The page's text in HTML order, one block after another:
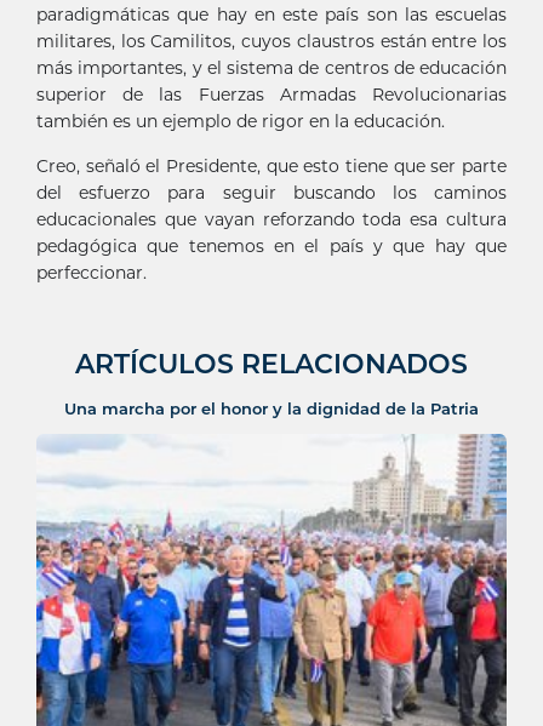
paradigmáticas que hay en este país son las escuelas
militares, los Camilitos, cuyos claustros están entre los
más importantes, y el sistema de centros de educación
superior de las Fuerzas Armadas Revolucionarias
también es un ejemplo de rigor en la educación.
Creo, señaló el Presidente, que esto tiene que ser parte
del esfuerzo para seguir buscando los caminos
educacionales que vayan reforzando toda esa cultura
pedagógica que tenemos en el país y que hay que
perfeccionar.
ARTÍCULOS RELACIONADOS
Una marcha por el honor y la dignidad de la Patria